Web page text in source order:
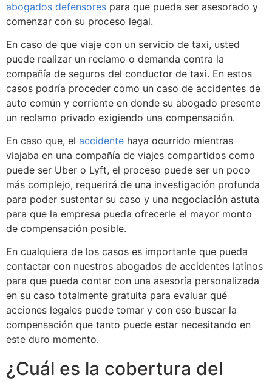
abogados defensores para que pueda ser asesorado y
comenzar con su proceso legal.
En caso de que viaje con un servicio de taxi, usted
puede realizar un reclamo o demanda contra la
compañía de seguros del conductor de taxi. En estos
casos podría proceder como un caso de accidentes de
auto común y corriente en donde su abogado presente
un reclamo privado exigiendo una compensación.
En caso que, el accidente haya ocurrido mientras
viajaba en una compañía de viajes compartidos como
puede ser Uber o Lyft, el proceso puede ser un poco
más complejo, requerirá de una investigación profunda
para poder sustentar su caso y una negociación astuta
para que la empresa pueda ofrecerle el mayor monto
de compensación posible.
En cualquiera de los casos es importante que pueda
contactar con nuestros abogados de accidentes latinos
para que pueda contar con una asesoría personalizada
en su caso totalmente gratuita para evaluar qué
acciones legales puede tomar y con eso buscar la
compensación que tanto puede estar necesitando en
este duro momento.
¿Cuál es la cobertura del